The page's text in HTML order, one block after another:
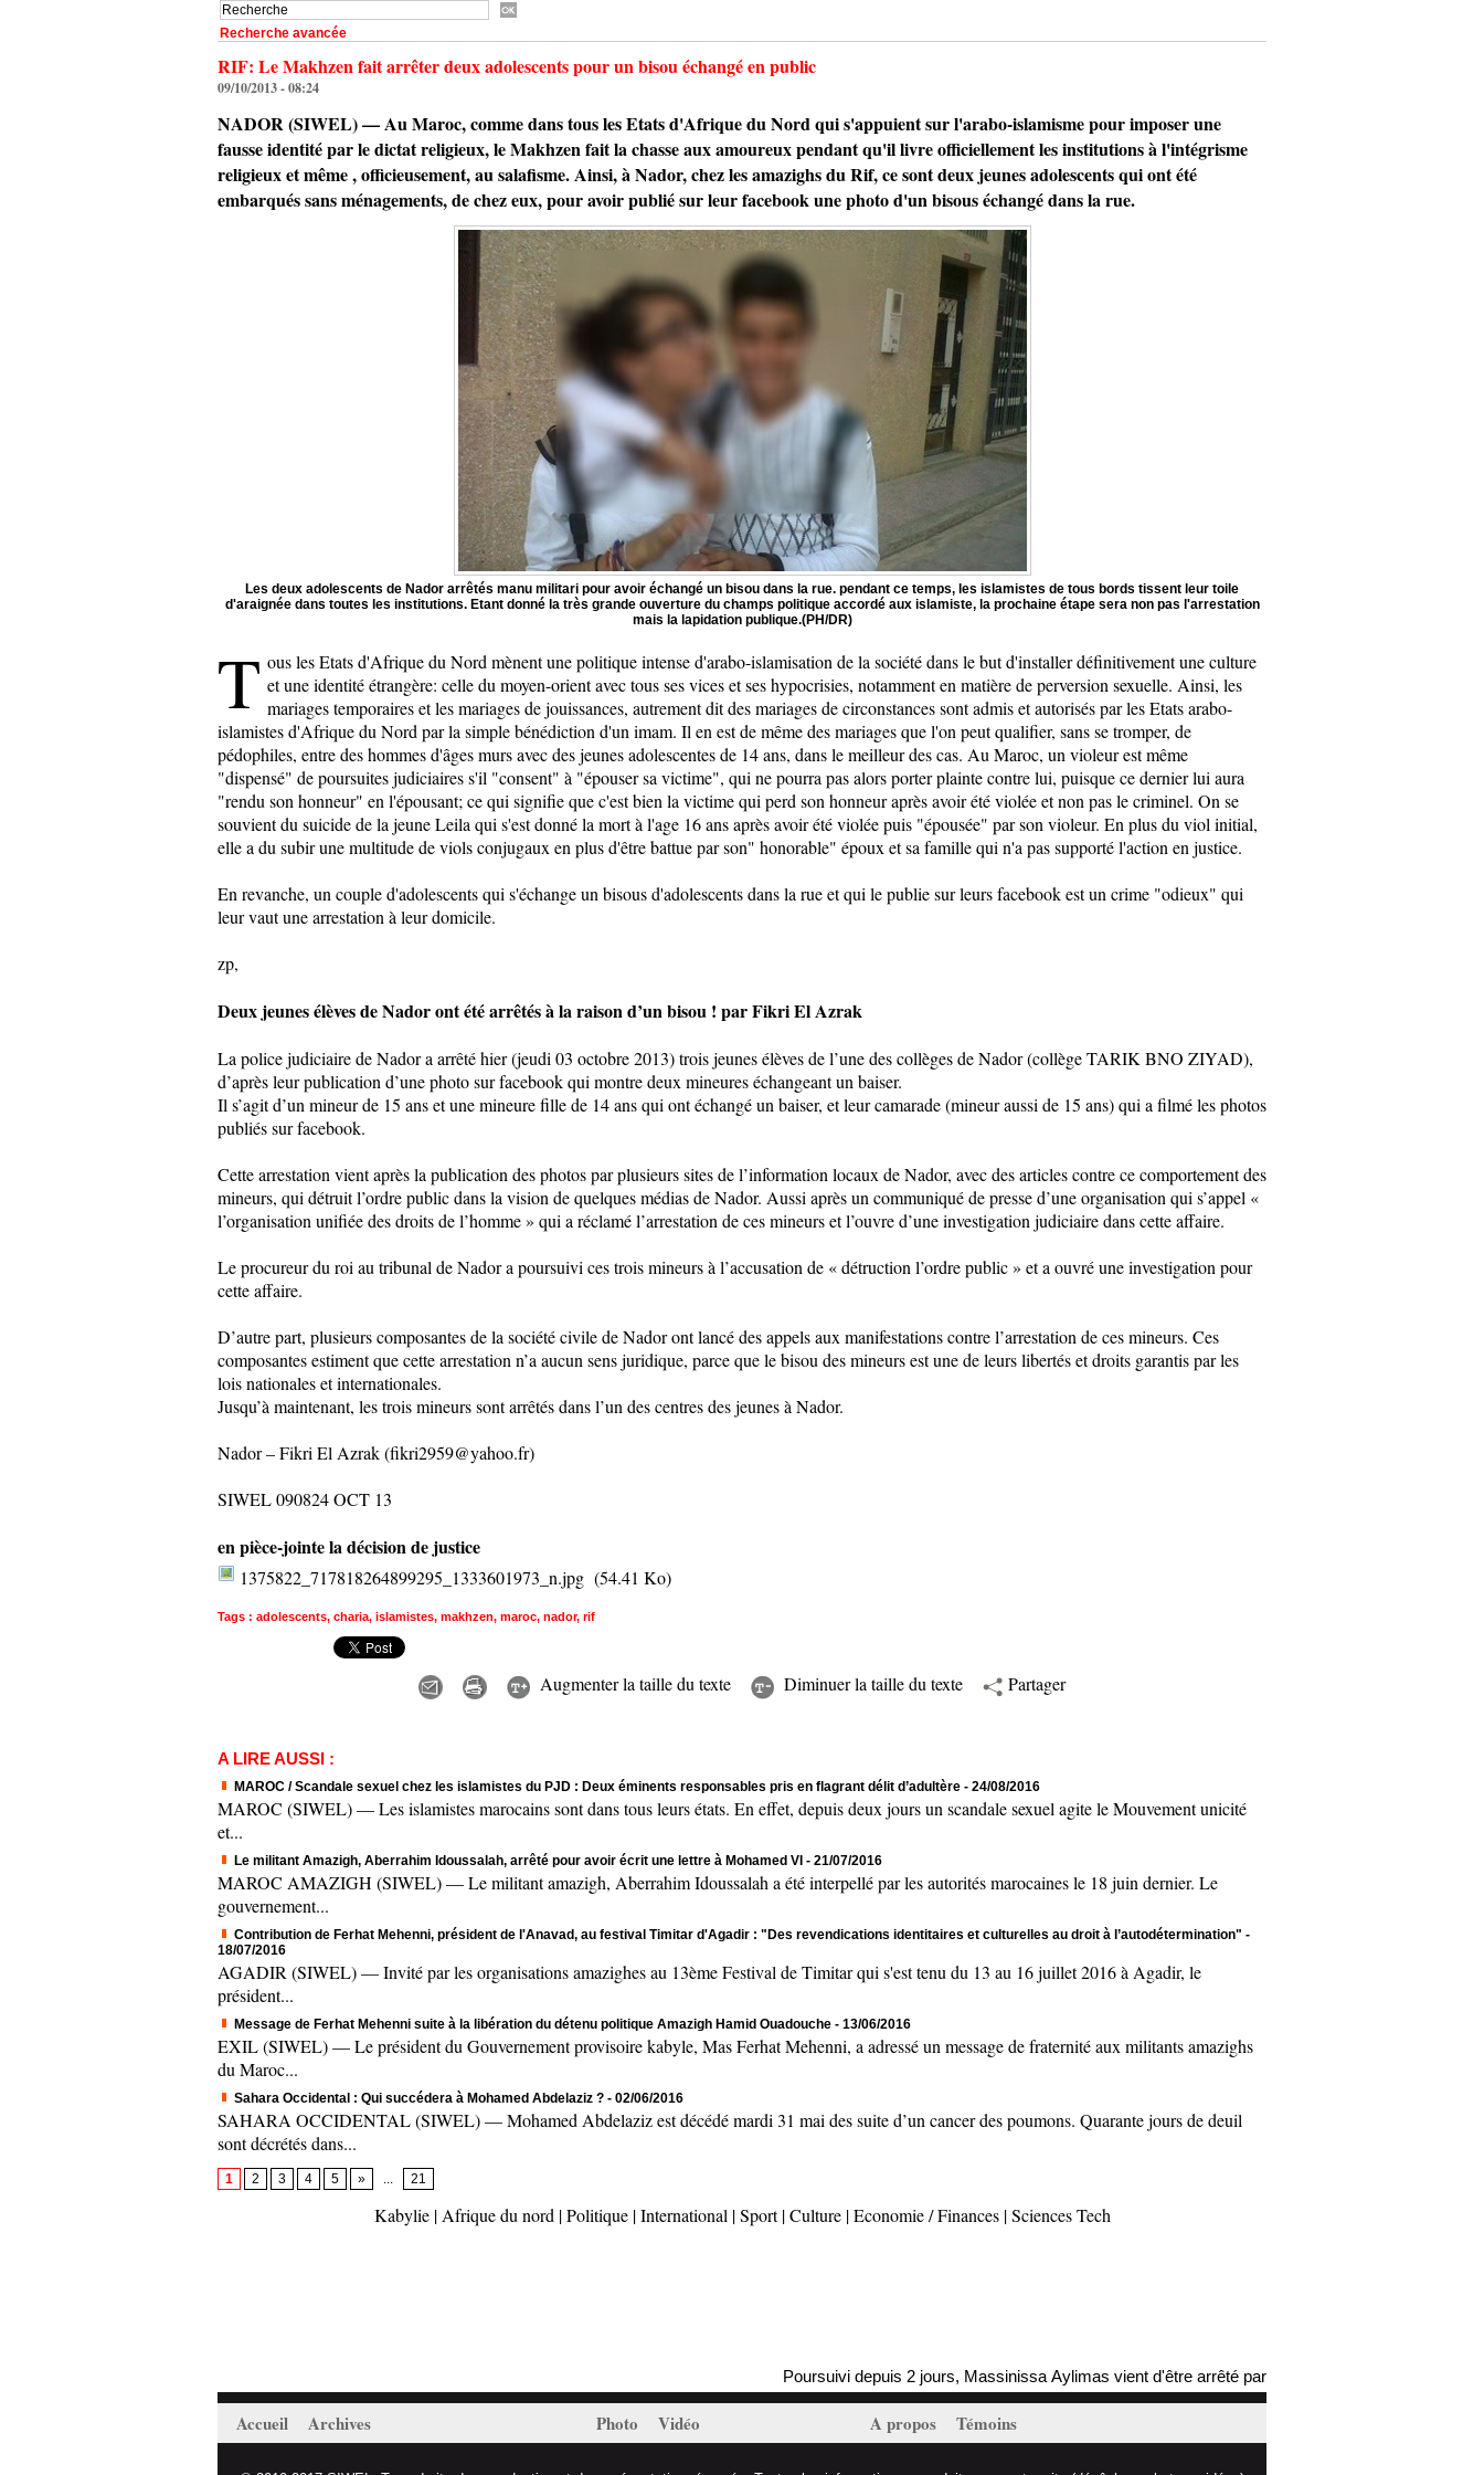
Recherche avancée
RIF: Le Makhzen fait arrêter deux adolescents pour un bisou échangé en public
09/10/2013 - 08:24
NADOR (SIWEL) — Au Maroc, comme dans tous les Etats d'Afrique du Nord qui s'appuient sur l'arabo-islamisme pour imposer une
fausse identité par le dictat religieux, le Makhzen fait la chasse aux amoureux pendant qu'il livre officiellement les institutions à l'intégrisme
religieux et même , officieusement, au salafisme. Ainsi, à Nador, chez les amazighs du Rif, ce sont deux jeunes adolescents qui ont été
embarqués sans ménagements, de chez eux, pour avoir publié sur leur facebook une photo d'un bisous échangé dans la rue.
Les deux adolescents de Nador arrêtés manu militari pour avoir échangé un bisou dans la rue. pendant ce temps, les islamistes de tous bords tissent leur toile
d'araignée dans toutes les institutions. Etant donné la très grande ouverture du champs politique accordé aux islamiste, la prochaine étape sera non pas l'arrestation
mais la lapidation publique.(PH/DR)
T ous les Etats d'Afrique du Nord mènent une politique intense d'arabo-islamisation de la société dans le but d'installer définitivement une culture
et une identité étrangère: celle du moyen-orient avec tous ses vices et ses hypocrisies, notamment en matière de perversion sexuelle. Ainsi, les
mariages temporaires et les mariages de jouissances, autrement dit des mariages de circonstances sont admis et autorisés par les Etats arabo-
islamistes d'Afrique du Nord par la simple bénédiction d'un imam. Il en est de même des mariages que l'on peut qualifier, sans se tromper, de
pédophiles, entre des hommes d'âges murs avec des jeunes adolescentes de 14 ans, dans le meilleur des cas. Au Maroc, un violeur est même
"dispensé" de poursuites judiciaires s'il "consent" à "épouser sa victime", qui ne pourra pas alors porter plainte contre lui, puisque ce dernier lui aura
"rendu son honneur" en l'épousant; ce qui signifie que c'est bien la victime qui perd son honneur après avoir été violée et non pas le criminel. On se
souvient du suicide de la jeune Leila qui s'est donné la mort à l'age 16 ans après avoir été violée puis "épousée" par son violeur. En plus du viol initial,
elle a du subir une multitude de viols conjugaux en plus d'être battue par son" honorable" époux et sa famille qui n'a pas supporté l'action en justice.
En revanche, un couple d'adolescents qui s'échange un bisous d'adolescents dans la rue et qui le publie sur leurs facebook est un crime "odieux" qui
leur vaut une arrestation à leur domicile.
zp,
Deux jeunes élèves de Nador ont été arrêtés à la raison d’un bisou ! par Fikri El Azrak
La police judiciaire de Nador a arrêté hier (jeudi 03 octobre 2013) trois jeunes élèves de l’une des collèges de Nador (collège TARIK BNO ZIYAD),
d’après leur publication d’une photo sur facebook qui montre deux mineures échangeant un baiser.
Il s’agit d’un mineur de 15 ans et une mineure fille de 14 ans qui ont échangé un baiser, et leur camarade (mineur aussi de 15 ans) qui a filmé les photos
publiés sur facebook.
Cette arrestation vient après la publication des photos par plusieurs sites de l’information locaux de Nador, avec des articles contre ce comportement des
mineurs, qui détruit l’ordre public dans la vision de quelques médias de Nador. Aussi après un communiqué de presse d’une organisation qui s’appel «
l’organisation unifiée des droits de l’homme » qui a réclamé l’arrestation de ces mineurs et l’ouvre d’une investigation judiciaire dans cette affaire.
Le procureur du roi au tribunal de Nador a poursuivi ces trois mineurs à l’accusation de « détruction l’ordre public » et a ouvré une investigation pour
cette affaire.
D’autre part, plusieurs composantes de la société civile de Nador ont lancé des appels aux manifestations contre l’arrestation de ces mineurs. Ces
composantes estiment que cette arrestation n’a aucun sens juridique, parce que le bisou des mineurs est une de leurs libertés et droits garantis par les
lois nationales et internationales.
Jusqu’à maintenant, les trois mineurs sont arrêtés dans l’un des centres des jeunes à Nador.
Nador – Fikri El Azrak (fikri2959@yahoo.fr)
SIWEL 090824 OCT 13
en pièce-jointe la décision de justice
1375822_717818264899295_1333601973_n.jpg (54.41 Ko)
Tags : adolescents, charia, islamistes, makhzen, maroc, nador, rif
Augmenter la taille du texte Diminuer la taille du texte Partager
A LIRE AUSSI :
MAROC / Scandale sexuel chez les islamistes du PJD : Deux éminents responsables pris en flagrant délit d’adultère - 24/08/2016
MAROC (SIWEL) — Les islamistes marocains sont dans tous leurs états. En effet, depuis deux jours un scandale sexuel agite le Mouvement unicité
et...
Le militant Amazigh, Aberrahim Idoussalah, arrêté pour avoir écrit une lettre à Mohamed VI - 21/07/2016
MAROC AMAZIGH (SIWEL) — Le militant amazigh, Aberrahim Idoussalah a été interpellé par les autorités marocaines le 18 juin dernier. Le
gouvernement...
Contribution de Ferhat Mehenni, président de l'Anavad, au festival Timitar d'Agadir : "Des revendications identitaires et culturelles au droit à l’autodétermination" -
18/07/2016
AGADIR (SIWEL) — Invité par les organisations amazighes au 13ème Festival de Timitar qui s'est tenu du 13 au 16 juillet 2016 à Agadir, le
président...
Message de Ferhat Mehenni suite à la libération du détenu politique Amazigh Hamid Ouadouche - 13/06/2016
EXIL (SIWEL) — Le président du Gouvernement provisoire kabyle, Mas Ferhat Mehenni, a adressé un message de fraternité aux militants amazighs
du Maroc...
Sahara Occidental : Qui succédera à Mohamed Abdelaziz ? - 02/06/2016
SAHARA OCCIDENTAL (SIWEL) — Mohamed Abdelaziz est décédé mardi 31 mai des suite d’un cancer des poumons. Quarante jours de deuil
sont décrétés dans...
1 2 3 4 5 » 21
Kabylie | Afrique du nord |Politique |International |Sport |Culture |Economie / Finances |Sciences Tech
Poursuivi depuis 2 jours, Massinissa Aylimas vient d'être arrêté par les autorités coloniales (mis à jour)
Accueil Archives Photo Vidéo A propos Témoins